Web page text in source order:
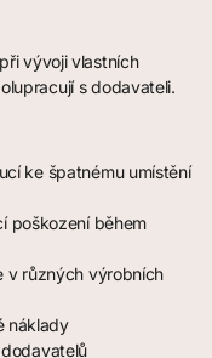
vývoji vlastních
s dodavateli.
ke špatnému umístění
poškození během
v různých výrobních
náklady